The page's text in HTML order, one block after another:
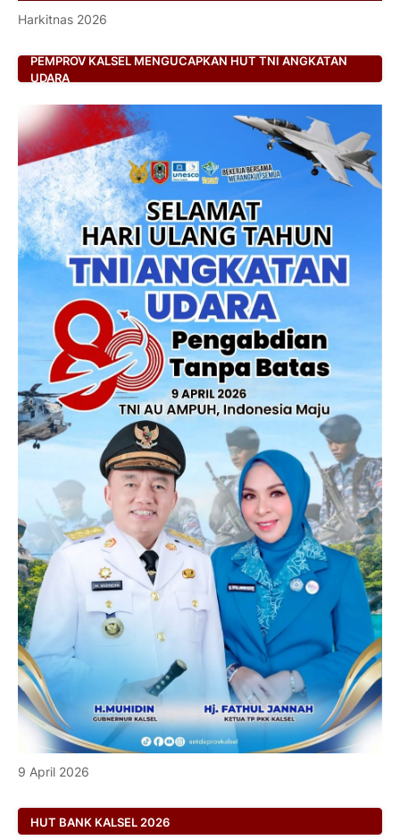
Harkitnas 2026
PEMPROV KALSEL MENGUCAPKAN HUT TNI ANGKATAN
UDARA
9 April 2026
HUT BANK KALSEL 2026